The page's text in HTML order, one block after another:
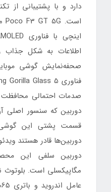
اطلاعات به شکل جذاب
صحفه‌نمایش گوشی
صدمات احتمالی
قسمت پشتی این